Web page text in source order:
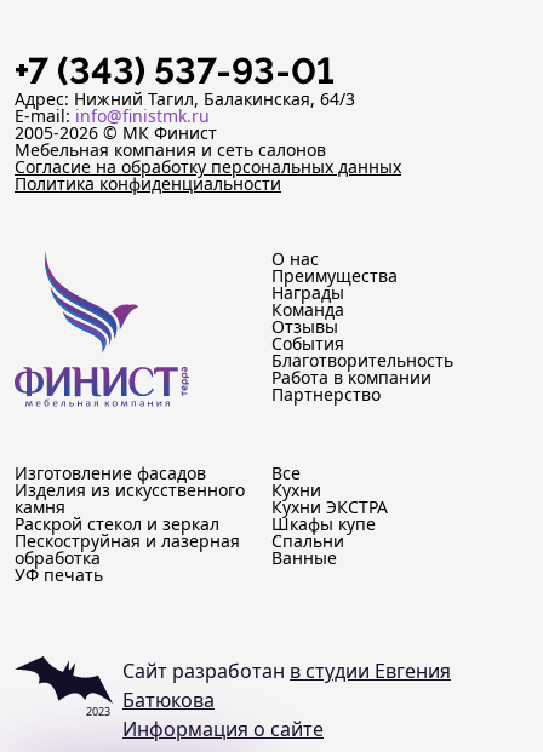
+7 (343) 537-93-01
Адрес: Нижний Тагил, Балакинская, 64/3
E-mail: info@finistmk.ru
2005-2026 © МК Финист
Мебельная компания и сеть салонов
Согласие на обработку персональных данных
Политика конфиденциальности
О нас
Преимущества
Награды
Команда
Отзывы
События
Благотворительность
Работа в компании
Партнерство
Изготовление фасадов
Изделия из искусственного
камня
Раскрой стекол и зеркал
Пескоструйная и лазерная
обработка
УФ печать
Все
Кухни
Кухни ЭКСТРА
Шкафы купе
Спальни
Ванные
2023
Сайт разработан в студии Евгения
Батюкова
Информация о сайте